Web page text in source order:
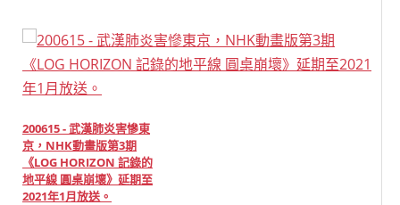
200615 - 武漢肺炎害慘東
京，NHK動畫版第3期
《LOG HORIZON 記錄的
地平線 圓桌崩壞》延期至
2021年1月放送。